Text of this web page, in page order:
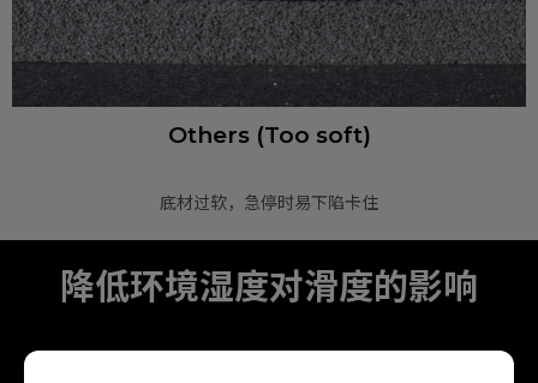
Others (Too soft)
底材过软，急停时易下陷卡住
降低环境湿度对滑度的影响
G-SR II 通过特殊表面处理，减少湿气堆积在布面上